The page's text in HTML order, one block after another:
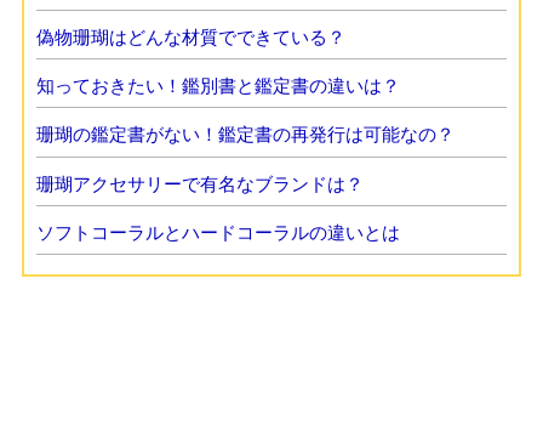
偽物珊瑚はどんな材質でできている？
知っておきたい！鑑別書と鑑定書の違いは？
珊瑚の鑑定書がない！鑑定書の再発行は可能なの？
珊瑚アクセサリーで有名なブランドは？
ソフトコーラルとハードコーラルの違いとは